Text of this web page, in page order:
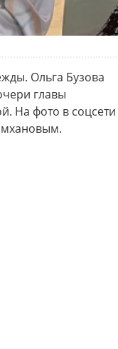
Ольга Бузова
главы
На фото в соцсети